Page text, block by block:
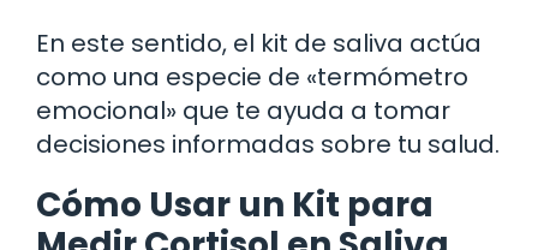
En este sentido, el kit de saliva actúa
como una especie de «termómetro
emocional» que te ayuda a tomar
decisiones informadas sobre tu salud.
Cómo Usar un Kit para